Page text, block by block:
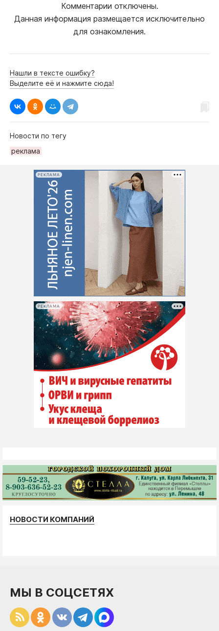
Комментарии отключены.
Данная информация размещается исключительно
для ознакомления.
Нашли в тексте ошибку?
Выделите её и нажмите сюда!
Новости по тегу
реклама
РЕКЛАМА
РЕКЛАМА
НОВОСТИ КОМПАНИЙ
МЫ В СОЦСЕТЯХ